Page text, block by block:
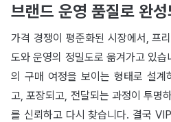
브랜드 운영 품질로 완
가격 경쟁이 평준화된 시장에서, 프
도와 운영의 정밀도로 옮겨가고 있
의 구매 여정을 보이는 형태로 설계
고, 포장되고, 전달되는 과정이 투명
를 신뢰하고 다시 찾습니다. 결국